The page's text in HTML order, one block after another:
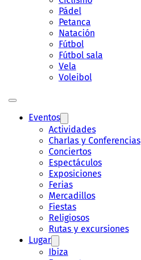
Pádel
Petanca
Natación
Fútbol
Fútbol sala
Vela
Voleibol
Eventos
Actividades
Charlas y Conferencias
Conciertos
Espectáculos
Exposiciones
Ferias
Mercadillos
Fiestas
Religiosos
Rutas y excursiones
Lugar
Ibiza